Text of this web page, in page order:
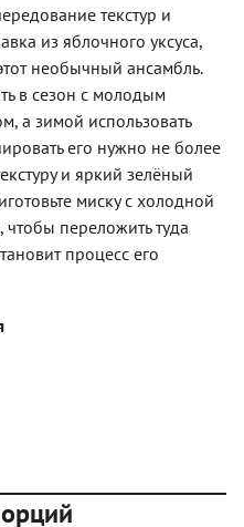
текстур и
из яблочного уксуса,
необычный ансамбль.
в сезон с молодым
а зимой использовать
его нужно не более
и яркий зелёный
миску с холодной
переложить туда
процесс его